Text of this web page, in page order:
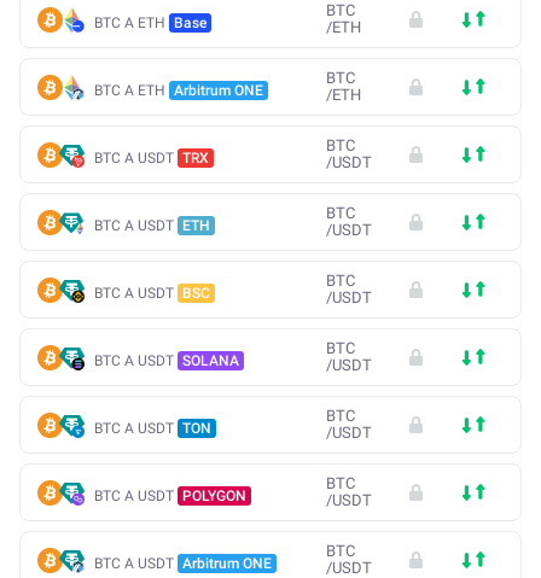
BTC A ETH Base
BTC
/ETH
BTC A ETH Arbitrum ONE
BTC
/ETH
BTC A USDT TRX
BTC
/USDT
BTC A USDT ETH
BTC
/USDT
BTC A USDT BSC
BTC
/USDT
BTC A USDT SOLANA
BTC
/USDT
BTC A USDT TON
BTC
/USDT
BTC A USDT POLYGON
BTC
/USDT
BTC A USDT Arbitrum ONE
BTC
/USDT